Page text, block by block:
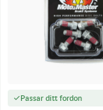
Passar ditt fordon